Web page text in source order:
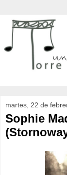
martes, 22 de
Sophie